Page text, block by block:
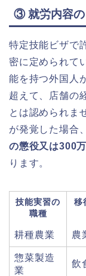
③ 就労内容の
特定技能ビザで
密に定められて
能を持つ外国人
超えて、店舗の
とは認められま
が発覚した場合
の懲役又は300
ります。
技能実習の
職種
移
耕種農業 農
惣菜製造
業
飲